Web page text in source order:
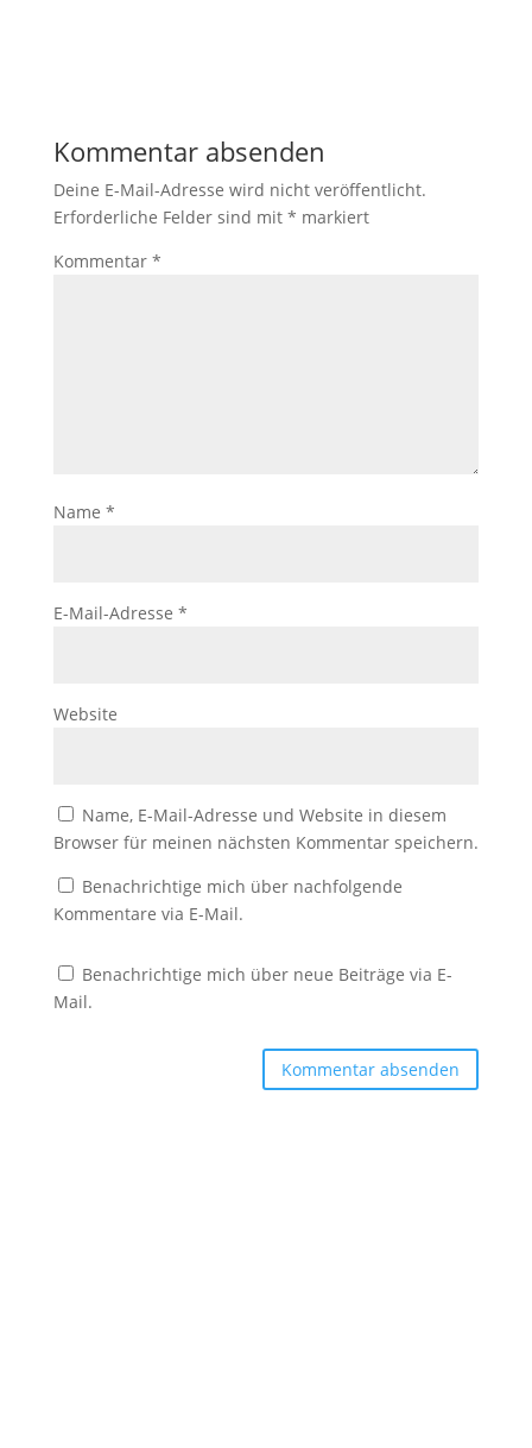
Kommentar absenden
Deine E-Mail-Adresse wird nicht veröffentlicht.
Erforderliche Felder sind mit * markiert
Kommentar *
Name *
E-Mail-Adresse *
Website
Name, E-Mail-Adresse und Website in diesem
Browser für meinen nächsten Kommentar speichern.
Benachrichtige mich über nachfolgende
Kommentare via E-Mail.
Benachrichtige mich über neue Beiträge via E-
Mail.